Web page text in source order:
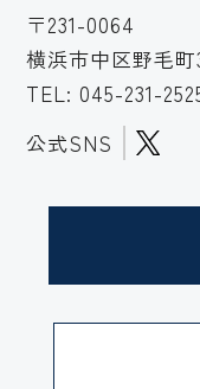
〒231-0064
横浜市中区野毛町
TEL: 045-231-
公式SNS